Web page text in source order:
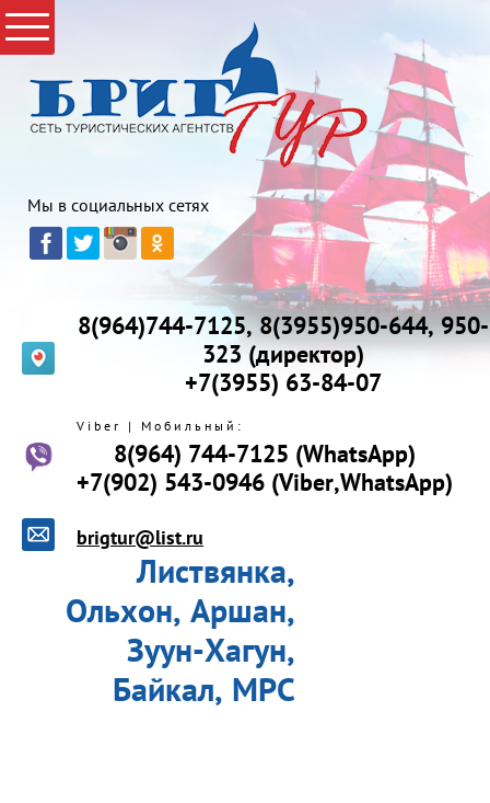
Мы в социальных сетях
8(964)744-7125, 8(3955)950-644, 950-
323 (директор)
+7(3955) 63-84-07
Viber | Мобильный:
8(964) 744-7125 (WhatsApp)
+7(902) 543-0946 (Viber,WhatsApp)
brigtur@list.ru
Листвянка,
Ольхон, Аршан,
Зуун-Хагун,
Байкал, МРС